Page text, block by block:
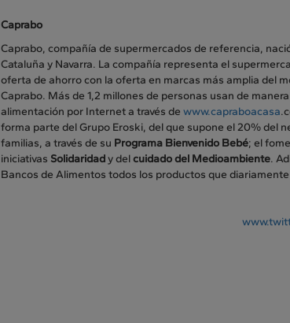
Caprabo
Caprabo, compañía de supermercados de referencia,
Cataluña y Navarra. La compañía representa el
oferta de ahorro con la oferta en marcas más amplia del
Caprabo. Más de 1,2 millones de personas usan de
alimentación por Internet a través de www.capraboacasa
forma parte del Grupo Eroski, del que supone el 20% del
familias, a través de su Programa Bienvenido Bebé; el
iniciativas Solidaridady delcuidado del Medioambiente.
Bancos de Alimentos todos los productos que